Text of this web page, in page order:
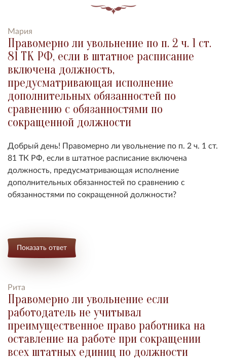
Мария
Правомерно ли увольнение по п. 2 ч. 1 ст.
81 ТК РФ, если в штатное расписание
включена должность,
предусматривающая исполнение
дополнительных обязанностей по
сравнению с обязанностями по
сокращенной должности
Добрый день! Правомерно ли увольнение по п. 2 ч. 1 ст.
81 ТК РФ, если в штатное расписание включена
должность, предусматривающая исполнение
дополнительных обязанностей по сравнению с
обязанностями по сокращенной должности?
Показать ответ
Рита
Правомерно ли увольнение если
работодатель не учитывал
преимущественное право работника на
оставление на работе при сокращении
всех штатных единиц по должности